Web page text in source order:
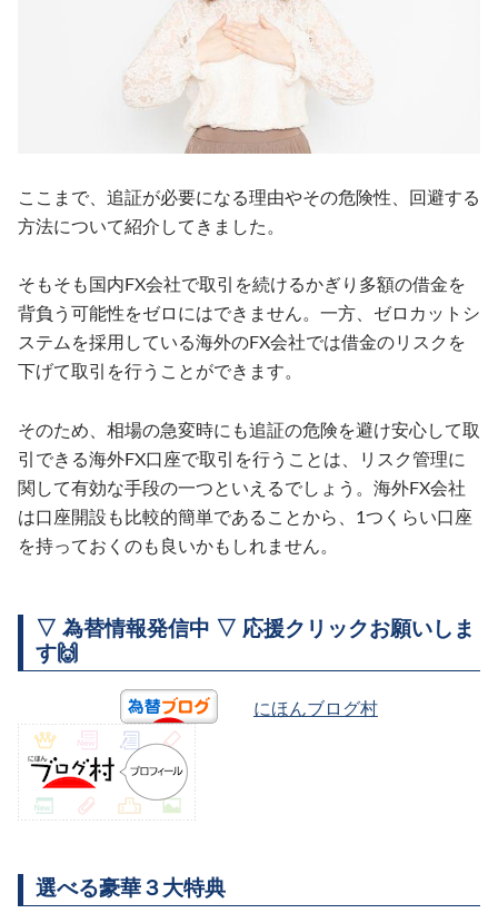
ここまで、追証が必要になる理由やその危険性、回避する
方法について紹介してきました。
そもそも国内FX会社で取引を続けるかぎり多額の借金を
背負う可能性をゼロにはできません。一方、ゼロカットシ
ステムを採用している海外のFX会社では借金のリスクを
下げて取引を行うことができます。
そのため、相場の急変時にも追証の危険を避け安心して取
引できる海外FX口座で取引を行うことは、リスク管理に
関して有効な手段の一つといえるでしょう。海外FX会社
は口座開設も比較的簡単であることから、1つくらい口座
を持っておくのも良いかもしれません。
▽ 為替情報発信中 ▽ 応援クリックお願いしま
す🙌
にほんブログ村
選べる豪華３大特典